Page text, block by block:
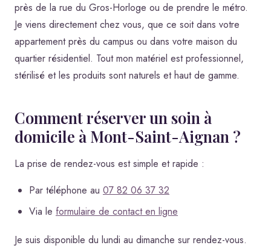
près de la rue du Gros-Horloge ou de prendre le métro.
Je viens directement chez vous, que ce soit dans votre
appartement près du campus ou dans votre maison du
quartier résidentiel. Tout mon matériel est professionnel,
stérilisé et les produits sont naturels et haut de gamme.
Comment réserver un soin à
domicile à Mont-Saint-Aignan ?
La prise de rendez-vous est simple et rapide :
Par téléphone au 07 82 06 37 32
Via le formulaire de contact en ligne
Je suis disponible du lundi au dimanche sur rendez-vous.